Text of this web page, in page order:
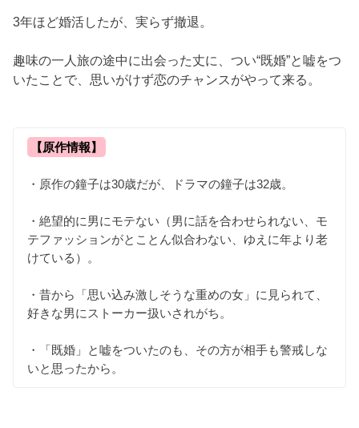
3年ほど婚活したが、実らず撤退。
趣味の一人旅の途中に出会った丈に、つい“既婚”と嘘をつ
いたことで、思いがけず恋のチャンスがやって来る。
【原作情報】
・原作の鐘子は30歳だが、ドラマの鐘子は32歳。
・絶望的に男にモテない（男に話を合わせられない、モ
テファッションがとことん似合わない、ゆえに年より老
けている）。
・昔から「思い込み激しそうな重めの女」に見られて、
好きな男にストーカー扱いされがち。
・「既婚」と嘘をついたのも、その方が相手も警戒しな
いと思ったから。